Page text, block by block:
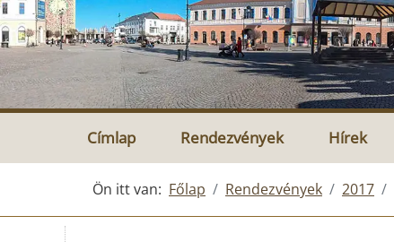
Címlap Rendezvények Hírek
Ön itt van: Főlap Rendezvények 2017